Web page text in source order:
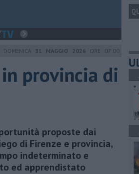
DOMENICA 31 MAGGIO 2026 ORE 07:00
provincia di
proposte dai
di Firenze e provincia,
indeterminato e
ed apprendistato